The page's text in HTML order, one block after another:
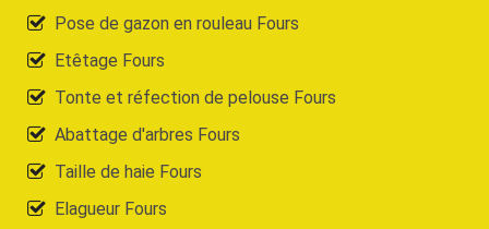
Pose de gazon en rouleau Fours
Etêtage Fours
Tonte et réfection de pelouse Fours
Abattage d'arbres Fours
Taille de haie Fours
Elagueur Fours